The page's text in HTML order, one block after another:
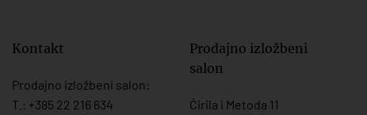
Kontakt
Prodajno izložbeni salon:
T.: +385 22 216 634
Prodajno izložbeni
salon
Ćirila i Metoda 11